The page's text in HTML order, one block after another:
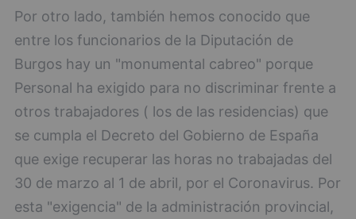
Por otro lado, también hemos conocido que
entre los funcionarios de la Diputación de
Burgos hay un "monumental cabreo" porque
Personal ha exigido para no discriminar frente a
otros trabajadores ( los de las residencias) que
se cumpla el Decreto del Gobierno de España
que exige recuperar las horas no trabajadas del
30 de marzo al 1 de abril, por el Coronavirus. Por
esta "exigencia" de la administración provincial,